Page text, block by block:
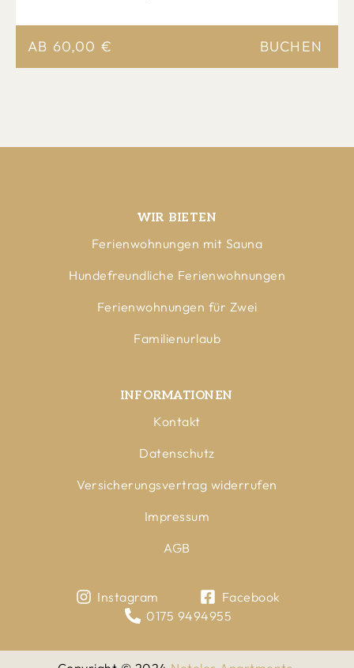
AB 60,00 € BUCHEN
WIR BIETEN
Ferienwohnungen mit Sauna
Hundefreundliche Ferienwohnungen
Ferienwohnungen für Zwei
Familienurlaub
INFORMATIONEN
Kontakt
Datenschutz
Versicherungsvertrag widerrufen
Impressum
AGB
Instagram
Facebook
0175 9494955